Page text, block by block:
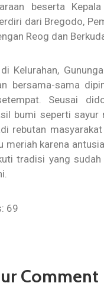
beserta Kepala
dari Bregodo,
Reog dan
Kelurahan,
bersama-sama
Seusai
bumi seperti sayur
rebutan
meriah karena
tradisi yang
69
Comment